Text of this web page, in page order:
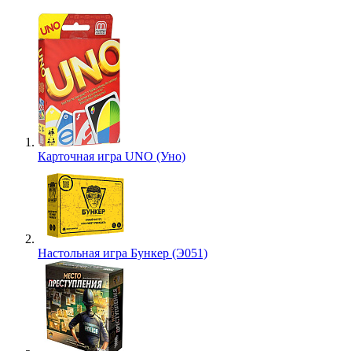
Карточная игра UNO (Уно)
Настольная игра Бункер (Э051)